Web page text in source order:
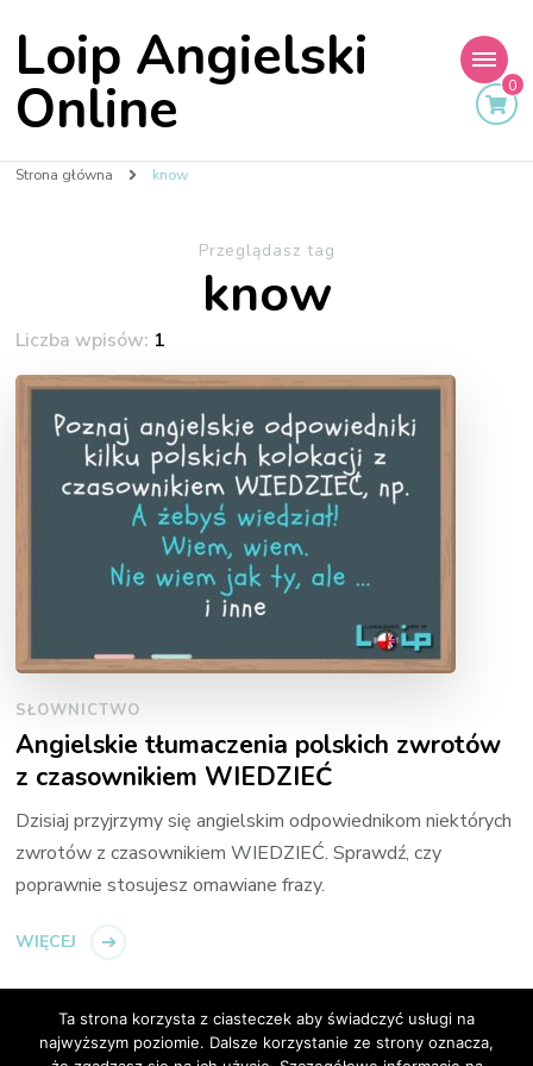
Loip Angielski
Online 0
Strona główna know
Przeglądasz tag
know
Liczba wpisów: 1
SŁOWNICTWO
Angielskie tłumaczenia polskich zwrotów
z czasownikiem WIEDZIEĆ
Dzisiaj przyjrzymy się angielskim odpowiednikom niektórych
zwrotów z czasownikiem WIEDZIEĆ. Sprawdź, czy
poprawnie stosujesz omawiane frazy.
WIĘCEJ
Ta strona korzysta z ciasteczek aby świadczyć usługi na
najwyższym poziomie. Dalsze korzystanie ze strony oznacza,